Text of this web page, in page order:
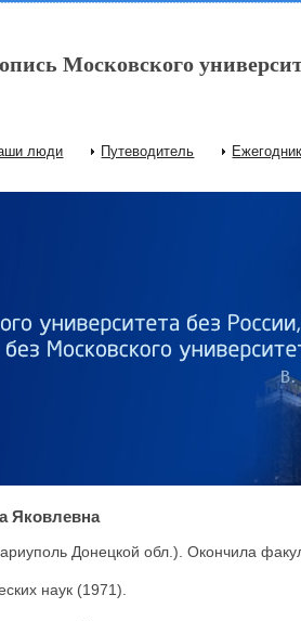
Московского
люди Путеводитель
Яковлевна
Донецкой обл.). Окончила
наук (1971).